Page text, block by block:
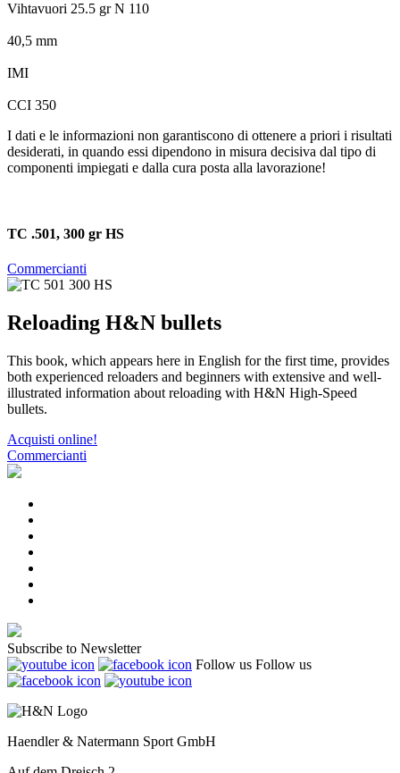
Vihtavuori 25.5 gr N 110
40,5 mm
IMI
CCI 350
I dati e le informazioni non garantiscono di ottenere a priori i risultati
desiderati, in quando essi dipendono in misura decisiva dal tipo di
componenti impiegati e dalla cura posta alla lavorazione!
TC .501, 300 gr HS
Commercianti
Reloading H&N bullets
This book, which appears here in English for the first time, provides
both experienced reloaders and beginners with extensive and well-
illustrated information about reloading with H&N High-Speed
bullets.
Acquisti online!
Commercianti
Subscribe to Newsletter
Follow us Follow us
Haendler & Natermann Sport GmbH